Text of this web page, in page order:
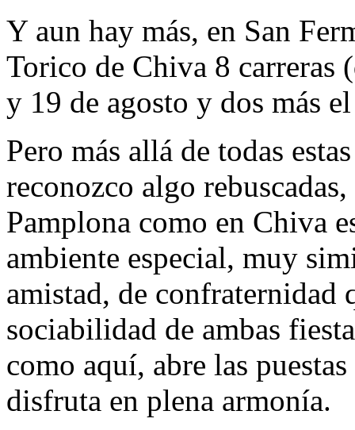
Y aun hay más, en San
Torico de Chiva 8 carreras
y 19 de agosto y dos más
Pero más allá de todas
reconozco algo
Pamplona como en Chiva
ambiente especial, muy
amistad, de confraternidad
sociabilidad de ambas
como aquí, abre las
disfruta en plena armonía.